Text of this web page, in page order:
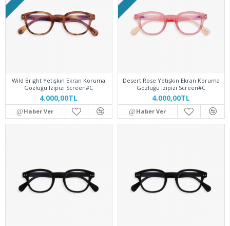
Wild Bright Yetişkin Ekran Koruma
Gözlüğü Izipizi Screen#C
4.000,00TL
Haber Ver
Desert Rose Yetişkin Ekran Koruma
Gözlüğü Izipizi Screen#C
4.000,00TL
Haber Ver